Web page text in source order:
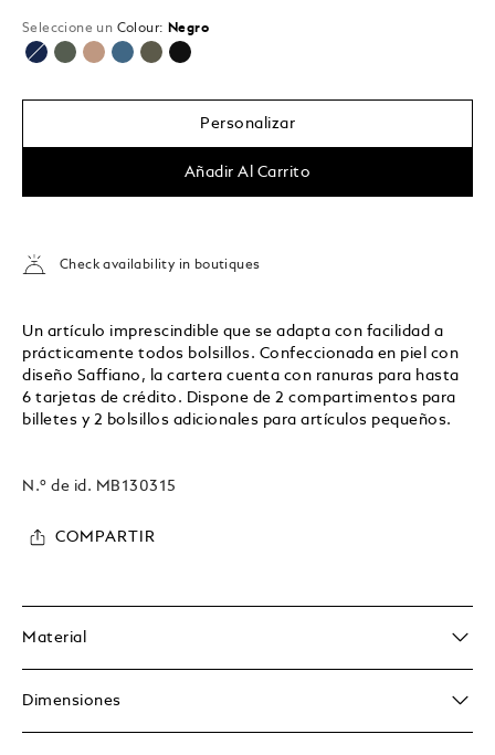
Seleccione un Colour: Negro
seleccionado
Personalizar
Añadir Al Carrito
Check availability in boutiques
Un artículo imprescindible que se adapta con facilidad a
prácticamente todos bolsillos. Confeccionada en piel con
diseño Saffiano, la cartera cuenta con ranuras para hasta
6 tarjetas de crédito. Dispone de 2 compartimentos para
billetes y 2 bolsillos adicionales para artículos pequeños.
N.º de id. MB130315
COMPARTIR
Material
Dimensiones